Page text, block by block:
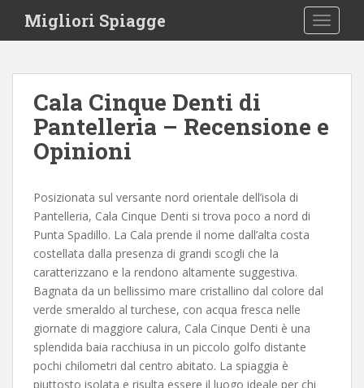
i
Migliori Spiagge
Cala Cinque Denti di
Pantelleria – Recensione e
Opinioni
Posizionata sul versante nord orientale dell’isola di
Pantelleria, Cala Cinque Denti si trova poco a nord di
Punta Spadillo. La Cala prende il nome dall’alta costa
costellata dalla presenza di grandi scogli che la
caratterizzano e la rendono altamente suggestiva.
Bagnata da un bellissimo mare cristallino dal colore dal
verde smeraldo al turchese, con acqua fresca nelle
giornate di maggiore calura, Cala Cinque Denti è una
splendida baia racchiusa in un piccolo golfo distante
pochi chilometri dal centro abitato. La spiaggia è
piuttosto isolata e risulta essere il luogo ideale per chi